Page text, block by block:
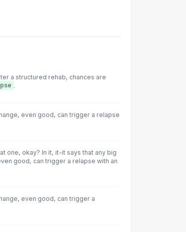
a structured rehab, chances are
.
even good, can trigger a relapse
one, okay? In it, it-it says that any big
good, can trigger a relapse with an
even good, can trigger a